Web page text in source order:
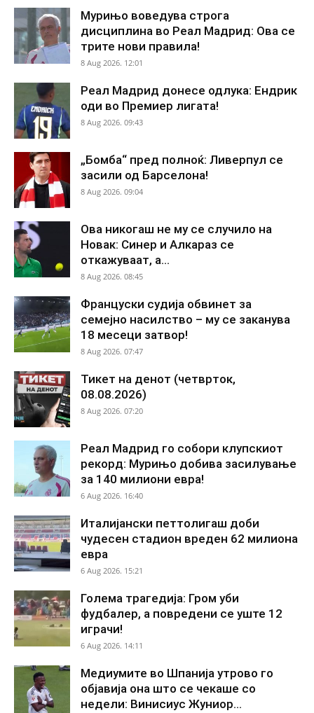
Мурињо воведува строга
дисциплина во Реал Мадрид: Ова се
трите нови правила!
8 Aug 2026. 12:01
Реал Мадрид донесе одлука: Ендрик
оди во Премиер лигата!
8 Aug 2026. 09:43
„Бомба“ пред полноќ: Ливерпул се
засили од Барселона!
8 Aug 2026. 09:04
Ова никогаш не му се случило на
Новак: Синер и Алкараз се
откажуваат, а...
8 Aug 2026. 08:45
Француски судија обвинет за
семејно насилство – му се заканува
18 месеци затвор!
8 Aug 2026. 07:47
Тикет на денот (четврток,
08.08.2026)
8 Aug 2026. 07:20
Реал Мадрид го собори клупскиот
рекорд: Мурињо добива засилување
за 140 милиони евра!
6 Aug 2026. 16:40
Италијански петтолигаш доби
чудесен стадион вреден 62 милиона
евра
6 Aug 2026. 15:21
Голема трагедија: Гром уби
фудбалер, а повредени се уште 12
играчи!
6 Aug 2026. 14:11
Медиумите во Шпанија утрово го
објавија она што се чекаше со
недели: Винисиус Жуниор...